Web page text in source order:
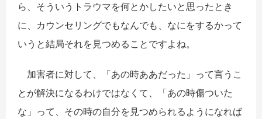
ら、そういうトラウマを何とかしたいと思ったとき
に、カウンセリングでもなんでも、なにをするかって
いうと結局それを見つめることですよね。
加害者に対して、「あの時ああだった」って言うこ
とが解決になるわけではなくて、「あの時傷ついた
な」って、その時の自分を見つめられるようになれば